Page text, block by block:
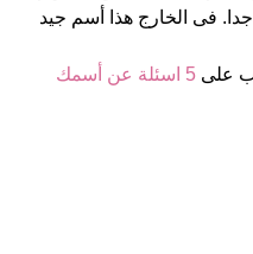
راضون جدا. فى الخارج هذا أسم جيد
5 اسئلة عن أسمك